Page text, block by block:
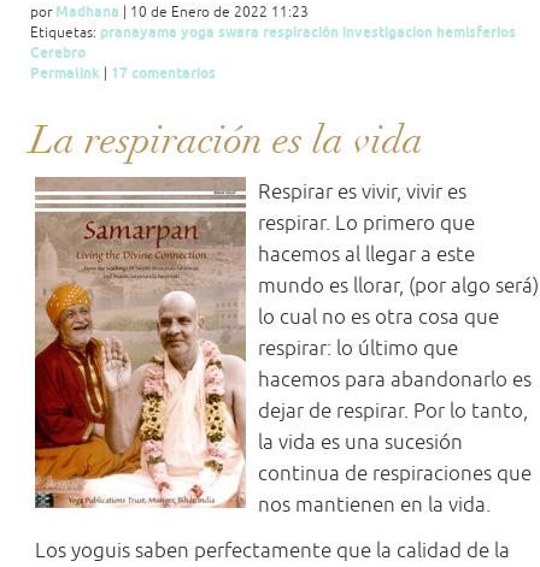
por Madhana | 10 de Enero de 2022 11:23
Etiquetas: pranayama yoga swara respiración investigacion hemisferios
Cerebro
Permalink
17 comentarios
La respiración es la vida
Respirar es vivir, vivir es
respirar. Lo primero que
hacemos al llegar a este
mundo es llorar, (por algo será)
lo cual no es otra cosa que
respirar: lo último que
hacemos para abandonarlo es
dejar de respirar. Por lo tanto,
la vida es una sucesión
continua de respiraciones que
nos mantienen en la vida.
Los yoguis saben perfectamente que la calidad de la